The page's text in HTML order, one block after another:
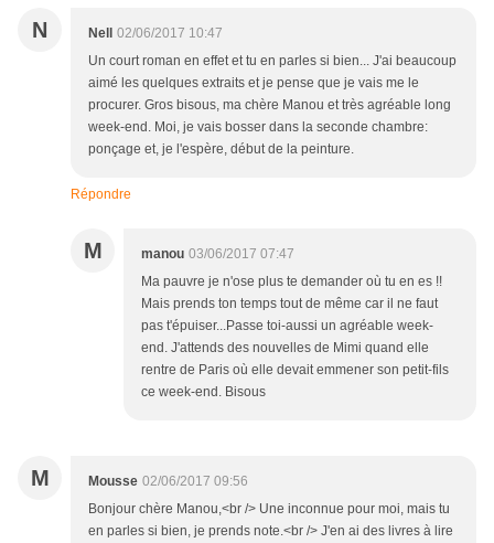
N Nell
02/06/2017 10:47
Un court roman en effet et tu en parles si bien... J'ai beaucoup
aimé les quelques extraits et je pense que je vais me le
procurer. Gros bisous, ma chère Manou et très agréable long
week-end. Moi, je vais bosser dans la seconde chambre:
ponçage et, je l'espère, début de la peinture.
Répondre
M manou 03/06/2017 07:47
Ma pauvre je n'ose plus te demander où tu en es !!
Mais prends ton temps tout de même car il ne faut
pas t'épuiser...Passe toi-aussi un agréable week-
end. J'attends des nouvelles de Mimi quand elle
rentre de Paris où elle devait emmener son petit-fils
ce week-end. Bisous
M Mousse 02/06/2017 09:56
Bonjour chère Manou,<br /> Une inconnue pour moi, mais tu
en parles si bien, je prends note.<br /> J'en ai des livres à lire